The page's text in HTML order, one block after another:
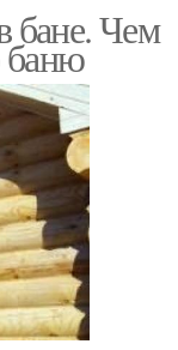
бане. Чем
баню